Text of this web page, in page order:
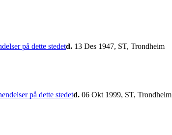
d. 13 Des 1947, ST, Trondheim
d. 06 Okt 1999, ST, Trondheim